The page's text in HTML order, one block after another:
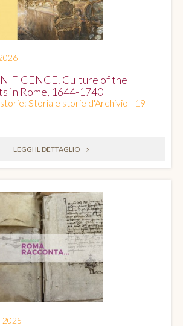
Culture of the
in Rome, 1644-1740
Storia e storie d'Archivio - 19
LEGGI IL DETTAGLIO
2025